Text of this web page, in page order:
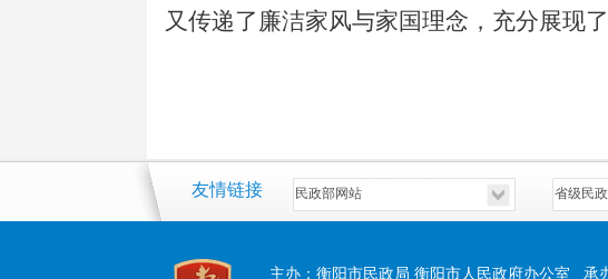
又传递了廉洁家风与家国理念，充分展现
友情链接
主办：衡阳市民政局 衡阳市人民政府办公室 承